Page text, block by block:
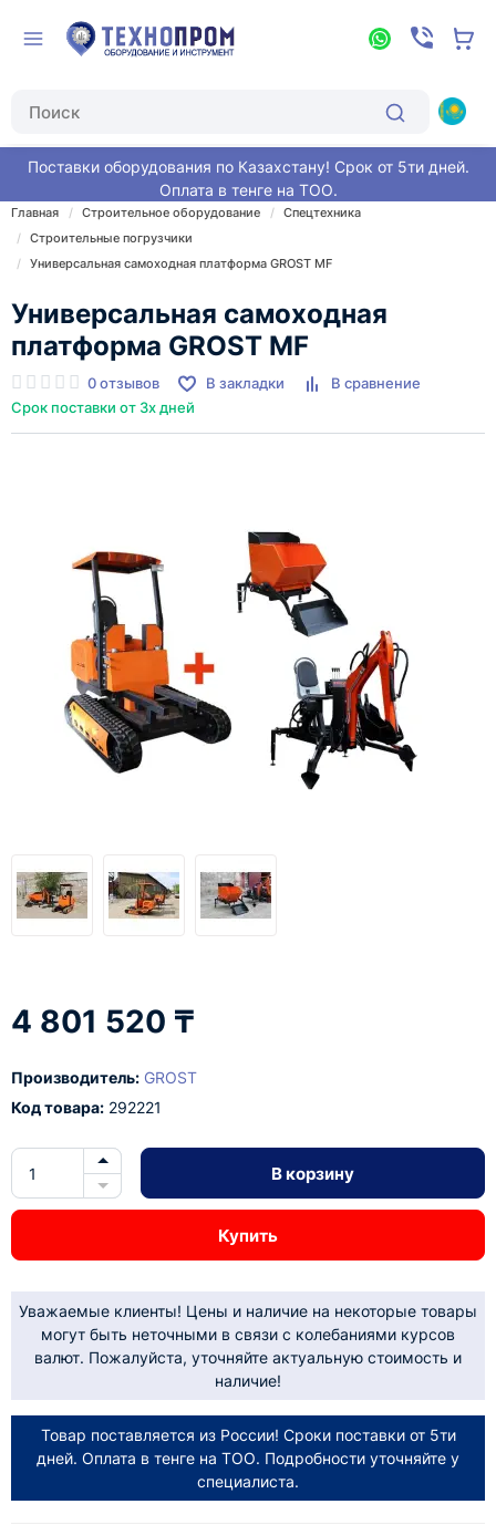
Поставки оборудования по Казахстану! Срок от 5ти дней.
Оплата в тенге на ТОО.
Главная Строительное оборудование
Спецтехника
Строительные погрузчики
Универсальная самоходная платформа GROST MF
Универсальная самоходная
платформа GROST MF
0 отзывов В закладки
В сравнение
Срок поставки от 3х дней
4 801 520 ₸
Производитель: GROST
Код товара: 292221
В корзину
Купить
Уважаемые клиенты! Цены и наличие на некоторые товары
могут быть неточными в связи с колебаниями курсов
валют. Пожалуйста, уточняйте актуальную стоимость и
наличие!
Товар поставляется из России! Сроки поставки от 5ти
дней. Оплата в тенге на ТОО. Подробности уточняйте у
специалиста.